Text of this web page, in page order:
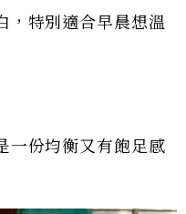
，特別適合早晨想溫
一份均衡又有飽足感